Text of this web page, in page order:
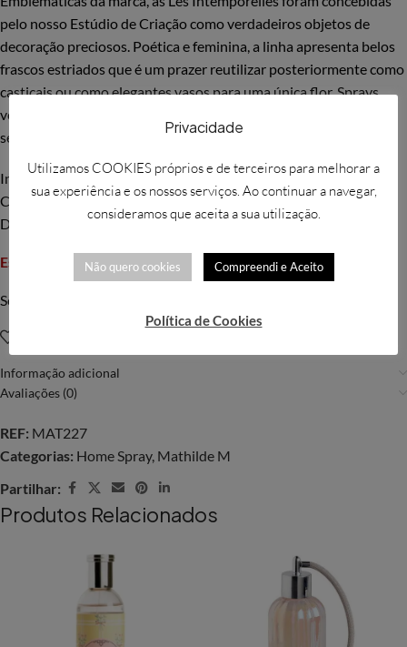
pelo nosso Estúdio de Criação como verdadeiros objetos de
decoração preciosos. Poética e feminina, a linha apresenta belos
frascos estriados que é um prazer reutilizar posteriormente como
castiçais ou como elegantes vasos para uma única flor. Sprays,
velas, difusores… Descubra rituais perfumados para todos os
seus desejos.
Informações adicionais:
Capacidade: 100 ml
Dimensões do frasco: ø 5 x 15 cm
Esgotado
Solicitar mais informações
Informação adicional
Avaliações (0)
REF: MAT227
Categorias: Home Spray, Mathilde M
Partilhar:
Produtos Relacionados
Privacidade
Utilizamos COOKIES próprios e de terceiros para melhorar a
sua experiência e os nossos serviços. Ao continuar a navegar,
consideramos que aceita a sua utilização.
Não quero cookies Compreendi e Aceito
Política de Cookies